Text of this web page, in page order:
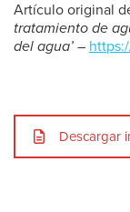
Artículo original
tratamiento de
del agua’ –
Descargar